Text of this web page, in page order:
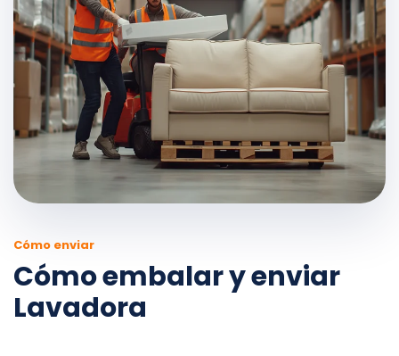
Cómo enviar
Cómo embalar y enviar
Lavadora